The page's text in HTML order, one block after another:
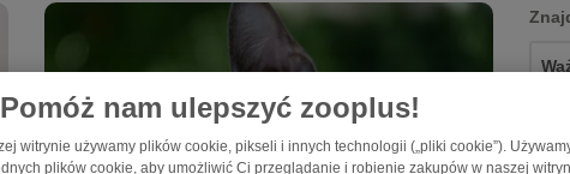
Pomóż nam ulepszyć zooplus!
witrynie używamy plików cookie, pikseli i innych technologii („pliki cookie”).
plików cookie, aby umożliwić Ci przeglądanie i robienie zakupów w naszej